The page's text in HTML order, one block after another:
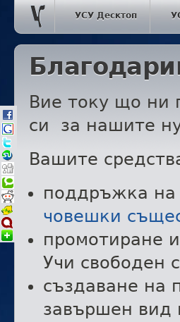
УСУ Десктоп
Вие току що ни
си за нашите
Вашите
поддръжка
човешки
промотиране
Учи свободен
създаване на
завършен вид